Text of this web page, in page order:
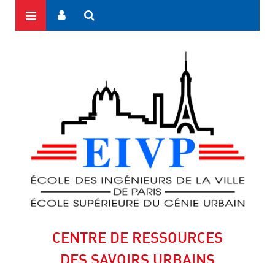
CENTRE DE RESSOURCES
DES SAVOIRS URBAINS